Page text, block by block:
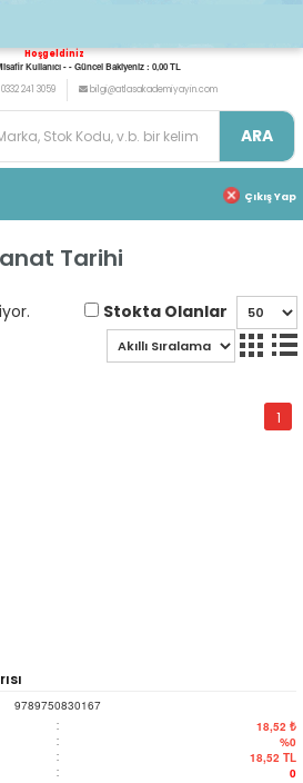
Hoşgeldiniz
Kullanıcı - - Güncel Bakiyeniz : 0,00 TL
241 3059
bilgi@atlasakademiyayin.com
ARA
Çıkış Yap
Tarihi
Stokta Olanlar
1
9789750830167
: 18,52 ₺
: %0
: 18,52 TL
: 0